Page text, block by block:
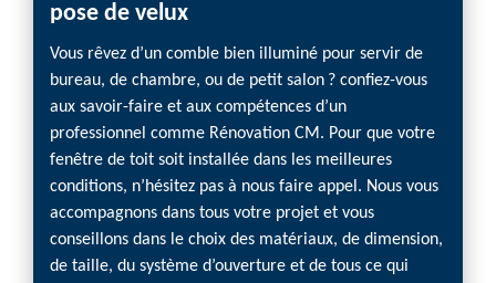
pose de velux
Vous rêvez d’un comble bien illuminé pour servir de
bureau, de chambre, ou de petit salon ? confiez-vous
aux savoir-faire et aux compétences d’un
professionnel comme Rénovation CM. Pour que votre
fenêtre de toit soit installée dans les meilleures
conditions, n’hésitez pas à nous faire appel. Nous vous
accompagnons dans tous votre projet et vous
conseillons dans le choix des matériaux, de dimension,
de taille, du système d’ouverture et de tous ce qui